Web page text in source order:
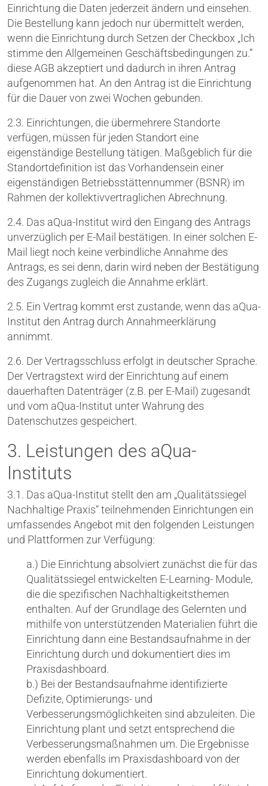
Einrichtung die Daten jederzeit ändern und einsehen.
Die Bestellung kann jedoch nur übermittelt werden,
wenn die Einrichtung durch Setzen der Checkbox „Ich
stimme den Allgemeinen Geschäftsbedingungen zu.“
diese AGB akzeptiert und dadurch in ihren Antrag
aufgenommen hat. An den Antrag ist die Einrichtung
für die Dauer von zwei Wochen gebunden.
2.3. Einrichtungen, die übermehrere Standorte
verfügen, müssen für jeden Standort eine
eigenständige Bestellung tätigen. Maßgeblich für die
Standortdefinition ist das Vorhandensein einer
eigenständigen Betriebsstättennummer (BSNR) im
Rahmen der kollektivvertraglichen Abrechnung.
2.4. Das aQua-Institut wird den Eingang des Antrags
unverzüglich per E-Mail bestätigen. In einer solchen E-
Mail liegt noch keine verbindliche Annahme des
Antrags, es sei denn, darin wird neben der Bestätigung
des Zugangs zugleich die Annahme erklärt.
2.5. Ein Vertrag kommt erst zustande, wenn das aQua-
Institut den Antrag durch Annahmeerklärung
annimmt.
2.6. Der Vertragsschluss erfolgt in deutscher Sprache.
Der Vertragstext wird der Einrichtung auf einem
dauerhaften Datenträger (z.B. per E-Mail) zugesandt
und vom aQua-Institut unter Wahrung des
Datenschutzes gespeichert.
3. Leistungen des aQua-
Instituts
3.1. Das aQua-Institut stellt den am „Qualitätssiegel
Nachhaltige Praxis“ teilnehmenden Einrichtungen ein
umfassendes Angebot mit den folgenden Leistungen
und Plattformen zur Verfügung:
a.) Die Einrichtung absolviert zunächst die für das
Qualitätssiegel entwickelten E-Learning- Module,
die die spezifischen Nachhaltigkeitsthemen
enthalten. Auf der Grundlage des Gelernten und
mithilfe von unterstützenden Materialien führt die
Einrichtung dann eine Bestandsaufnahme in der
Einrichtung durch und dokumentiert dies im
Praxisdashboard.
b.) Bei der Bestandsaufnahme identifizierte
Defizite, Optimierungs- und
Verbesserungsmöglichkeiten sind abzuleiten. Die
Einrichtung plant und setzt entsprechend die
Verbesserungsmaßnahmen um. Die Ergebnisse
werden ebenfalls im Praxisdashboard von der
Einrichtung dokumentiert.